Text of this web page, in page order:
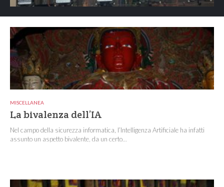
MISCELLANEA
La bivalenza dell’IA
Nel campo della sicurezza informatica, l’Intelligenza Artificiale ha infatti
assunto un aspetto bivalente, da un certo...